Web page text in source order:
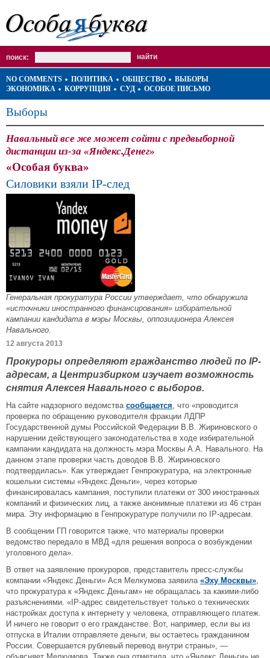
поиск:
NO COMMENTS ПОЛИТИКА ОБЩЕСТВО
ВЫБОРЫ
ЭКОНОМИКА
КОРРУПЦИЯ СУД ОСОБОЕ ПИСЬМО
Выборы
Навальный все же может сойти с предвыборной
дистанции из-за «Яндекс.Денег»
«Особая буква»
Силовики взяли IP-след
Генеральная прокуратура России утверждает, что обнаружила
«источники иностранного финансирования» избирательной
кампании кандидата в мэры Москвы, оппозиционера Алексея
Навального.
12 августа 2013
Прокуроры определяют гражданство людей по IP-
адресам, а Центризбирком изучает возможность
снятия Алексея Навального с выборов.
На сайте надзорного ведомства сообщается, что «проводится
проверка по обращению руководителя фракции ЛДПР
Государственной думы Российской Федерации В.В. Жириновского о
нарушении действующего законодательства в ходе избирательной
кампании кандидата на должность мэра Москвы А.А. Навального. На
данном этапе проверки часть доводов В.В. Жириновского
подтвердилась». Как утверждает Генпрокуратура, на электронные
кошельки системы «Яндекс.Деньги», через которые
финансировалась кампания, поступили платежи от 300 иностранных
компаний и физических лиц, а также анонимные платежи из 46 стран
мира. Эту информацию в Генпрокуратуре получили по IP-адресам.
В сообщении ГП говорится также, что материалы проверки
ведомство передало в МВД «для решения вопроса о возбуждении
уголовного дела».
В ответ на заявление прокуроров, представитель пресс-службы
компании «Яндекс.Деньги» Ася Мелкумова заявила «Эху Москвы»,
что прокуратура к «Яндекс.Деньгам» не обращалась за какими-либо
разъяснениями. «IP-адрес свидетельствует только о технических
настройках доступа к интернету у человека, отправляющего платеж.
И ничего не говорит о его гражданстве. Вот, например, если вы из
отпуска в Италии отправляете деньги, вы остаетесь гражданином
России. Совершается рублевый перевод внутри страны», —